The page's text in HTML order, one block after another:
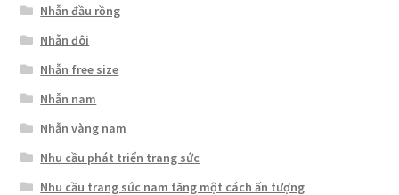
Nhẫn đầu rồng
Nhẫn đôi
Nhẫn free size
Nhẫn nam
Nhẫn vàng nam
Nhu cầu phát triển trang sức
Nhu cầu trang sức nam tăng một cách ấn tượng